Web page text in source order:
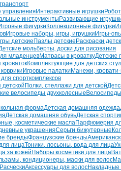
управления Интерактивные игрушки
инструменты Развивающие
фигурки Коллекционные фигурки
Игровые наборы, игры, игрушки Игры-
детские Пазлы детские Раскраски
мольберты, доски для рисования
младенцевМатрасы в кроваткуДетские
Комплектующие для детских
Игровые палатки Манежи,
спорткомплексов
Полки, стеллажи для детской
велосипеды двухколесные
формаДетская домашняя одежда
Детская домашняя обувьДетская
косметические маслаПарфюмерия
украшенияСерьги бижутерные
брендыФранцузские бренды
лицаТоники, лосьоны, вода для лица
за кожей Наборы косметики для лица
кондиционеры, маски для волос
РасческиАксессуары для волосНакладные